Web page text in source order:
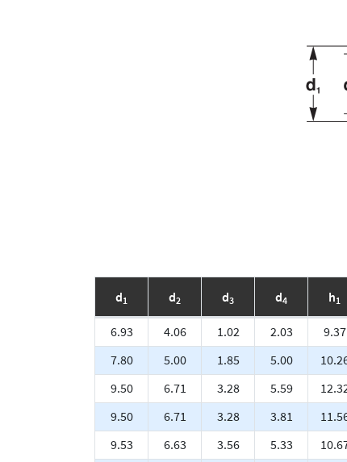
d1 d2 d3 d4 h1
6.93 4.06 1.02 2.03 9.37
7.80
5.00 1.85 5.00
9.50
6.71 3.28 5.59
9.50
6.71 3.28 3.81
9.53
6.63 3.56 5.33